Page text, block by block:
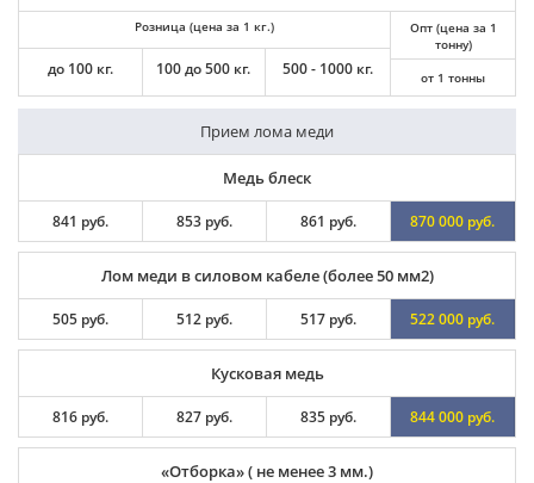
Розница (цена за 1 кг.)
до 100 кг. 100 до 500 кг. 500 - 1000 кг.
Опт (цена за 1
тонну)
от 1 тонны
Прием лома меди
Медь блеск
841 руб. 853 руб. 861 руб. 870 000 руб.
Лом меди в силовом кабеле (более 50 мм2)
505 руб. 512 руб. 517 руб. 522 000 руб.
Кусковая медь
816 руб. 827 руб. 835 руб. 844 000 руб.
«Отборка» ( не менее 3 мм.)